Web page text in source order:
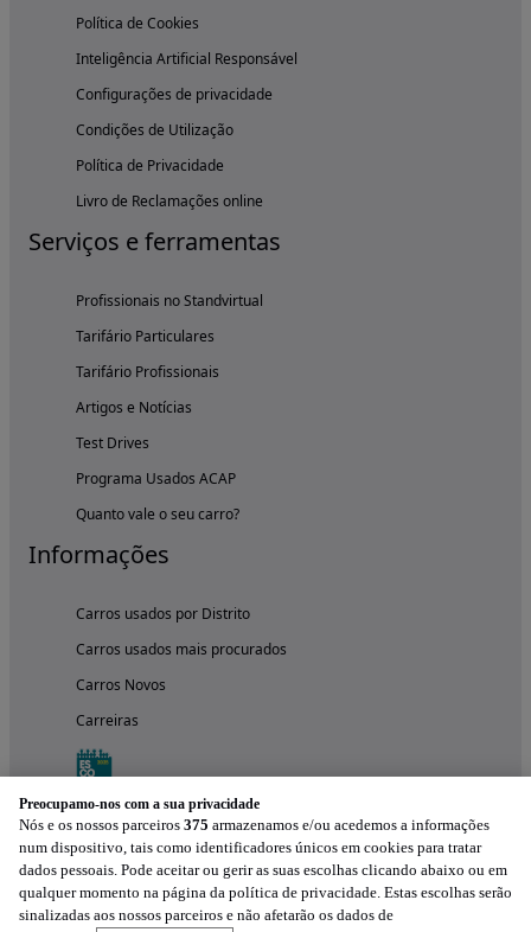
Política de Cookies
Inteligência Artificial Responsável
Configurações de privacidade
Condições de Utilização
Política de Privacidade
Livro de Reclamações online
Serviços e ferramentas
Profissionais no Standvirtual
Tarifário Particulares
Tarifário Profissionais
Artigos e Notícias
Test Drives
Programa Usados ACAP
Quanto vale o seu carro?
Informações
Carros usados por Distrito
Carros usados mais procurados
Carros Novos
Carreiras
Preocupamo-nos com a sua privacidade
Nós e os nossos parceiros 375 armazenamos e/ou acedemos a informações
num dispositivo, tais como identificadores únicos em cookies para tratar
dados pessoais. Pode aceitar ou gerir as suas escolhas clicando abaixo ou em
qualquer momento na página da política de privacidade. Estas escolhas serão
sinalizadas aos nossos parceiros e não afetarão os dados de